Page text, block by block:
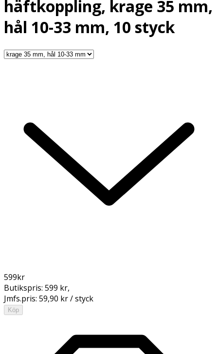
häftkoppling, krage 35 mm,
hål 10-33 mm, 10 styck
599kr
Butikspris: 599 kr,
Jmfs.pris: 59,90 kr / styck
Köp